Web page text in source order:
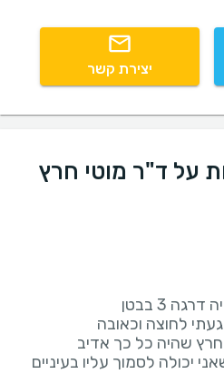
יצירת קשר
על ד"ר מוטי חרץ
שהיה כל כך אדיב
יכולה לסמוך עליו בעיניים